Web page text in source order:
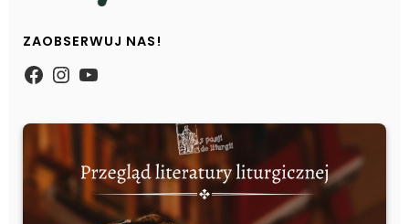
ZAOBSERWUJ NAS!
https://www.facebook.com/
Instagram
YouTube